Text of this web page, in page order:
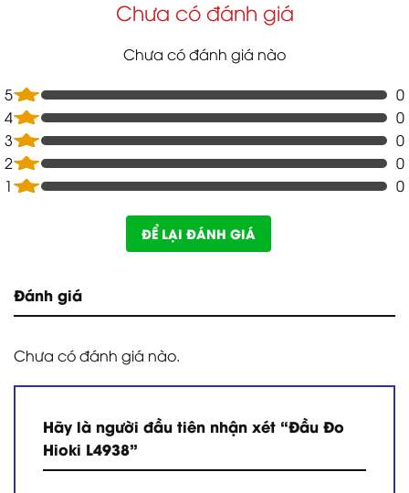
Chưa có đánh giá
Chưa có đánh giá nào
5
0
4
0
3
0
2
0
1
0
ĐỂ LẠI ĐÁNH GIÁ
Đánh giá
Chưa có đánh giá nào.
Hãy là người đầu tiên nhận xét “Đầu Đo
Hioki L4938”